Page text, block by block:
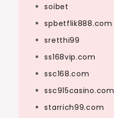
soibet
spbetflik888.com
sretthi99
ss168vip.com
ssc168.com
ssc915casino.com
starrich99.com